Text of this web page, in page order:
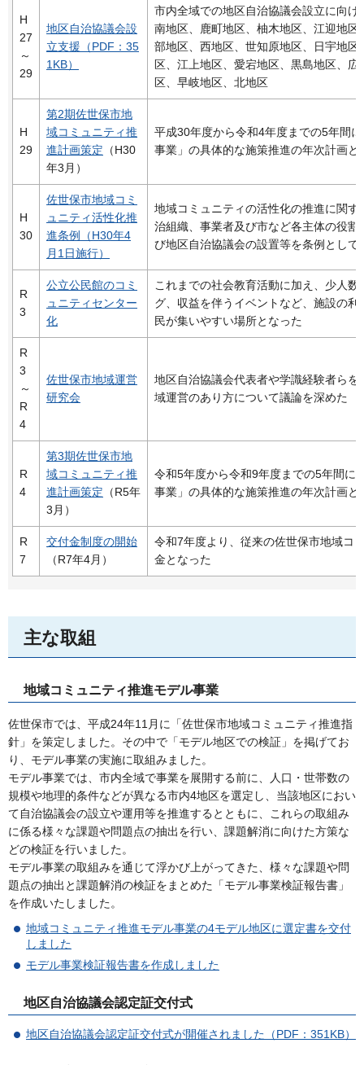
H
27
～
29
地区自治協議会設
立支援（PDF：35
1KB）
市内全域での地区自治協議会設立に向け
南地区、鹿町地区、柚木地区、江迎地
部地区、西地区、世知原地区、日宇地
区、江上地区、愛宕地区、黒島地区、
区、早岐地区、北地区
H
29
第2期佐世保市地
域コミュニティ推
進計画策定 （H30
年3月）
平成30年度から令和4年度までの5年間
事業」の具体的な施策推進の年次計画と
H
30
佐世保市地域コミ
ュニティ活性化推
進条例（H30年4
月1日施行）
地域コミュニティの活性化の推進に関
治組織、事業者及び市など各主体の役
び地区自治協議会の設置等を条例として
R
3
公立公民館のコミ
ュニティセンター
化
これまでの社会教育活動に加え、少人
グ、収益を伴うイベントなど、施設の
民が集いやすい場所となった
R
3
～
R
4
佐世保市地域運営
研究会
地区自治協議会代表者や学識経験者ら
域運営のあり方について議論を深めた
R
4
第3期佐世保市地
域コミュニティ推
進計画策定 （R5年
3月）
令和5年度から令和9年度までの5年間に
事業」の具体的な施策推進の年次計画と
R
7
交付金制度の開始
（R7年4月）
令和7年度より、従来の佐世保市地域コ
金となった
主な取組
地域コミュニティ推進モデル事業
佐世保市では、平成24年11月に「佐世保市地域コミュニティ推進指
針」を策定しました。その中で「モデル地区での検証」を掲げてお
り、モデル事業の実施に取組みました。
モデル事業では、市内全域で事業を展開する前に、人口・世帯数の
規模や地理的条件などが異なる市内4地区を選定し、当該地区におい
て自治協議会の設立や運用等を推進するとともに、これらの取組み
に係る様々な課題や問題点の抽出を行い、課題解消に向けた方策な
どの検証を行いました。
モデル事業の取組みを通じて浮かび上がってきた、様々な課題や問
題点の抽出と課題解消の検証をまとめた「モデル事業検証報告書」
を作成いたしました。
地域コミュニティ推進モデル事業の4モデル地区に選定書を交付
しました
モデル事業検証報告書を作成しました
地区自治協議会認定証交付式
地区自治協議会認定証交付式が開催されました（PDF：351KB）